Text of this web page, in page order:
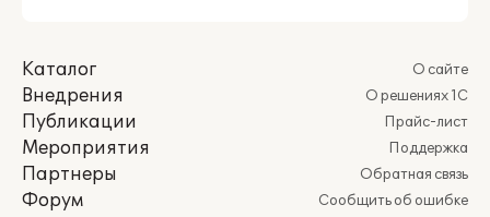
Каталог
Внедрения
Публикации
Мероприятия
Партнеры
Форум
О сайте
О решениях 1С
Прайс-лист
Поддержка
Обратная связь
Сообщить об ошибке